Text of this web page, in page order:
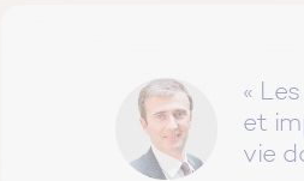
«
et
vie